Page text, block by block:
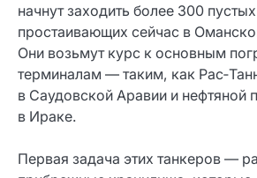
начнут заходить более 300
простаивающих сейчас в
Они возьмут курс к основным
терминалам — таким, как
в Саудовской Аравии и нефтяной
в Ираке.
Первая задача этих танкеров —